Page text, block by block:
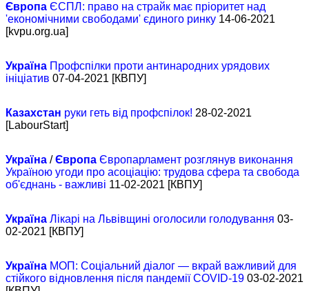
Європа ЄСПЛ: право на страйк має пріоритет над
'економічними свободами' єдиного ринку 14-06-2021
[kvpu.org.ua]
Україна Профспілки проти антинародних урядових
ініціатив 07-04-2021 [КВПУ]
Казахстан руки геть від профспілок! 28-02-2021
[LabourStart]
Україна /Європа Європарламент розглянув виконання
Україною угоди про асоціацію: трудова сфера та свобода
об'єднань - важливі 11-02-2021 [КВПУ]
Україна Лікарі на Львівщині оголосили голодування 03-
02-2021 [КВПУ]
Україна МОП: Соціальний діалог — вкрай важливий для
стійкого відновлення після пандемії COVID-19 03-02-2021